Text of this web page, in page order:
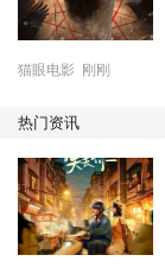
猫眼电影 刚刚
热门资讯